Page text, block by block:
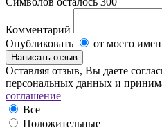
Комментарий
Опубликовать
от моего
Оставляя отзыв, Вы даете
персональных данных и
соглашение
Все
Положительные